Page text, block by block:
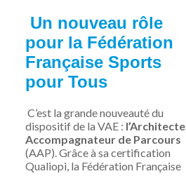
Un nouveau rôle
pour la Fédération
Française Sports
pour Tous
C’est la grande nouveauté du
dispositif de la VAE : l’Architecte
Accompagnateur de Parcours
(AAP). Grâce à sa certification
Qualiopi, la Fédération Française